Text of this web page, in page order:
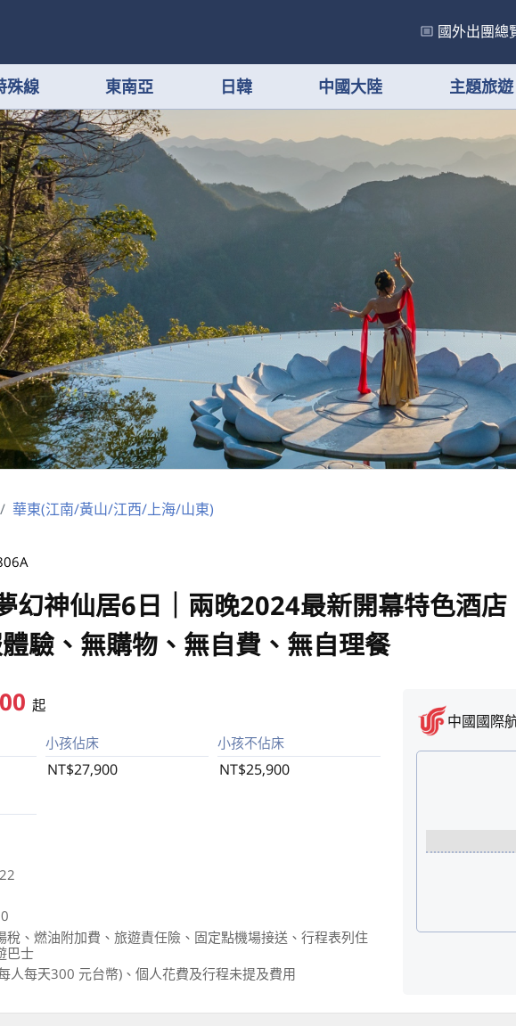
國外出團總
殊線 東南亞 日韓 中國大陸 主題旅遊
華東(江南/黃山/江西/上海/山東)
幻神仙居6日｜兩晚2024最新開幕特色酒
驗、無購物、無自費、無自理餐
起
小孩佔床
NT$27,900
小孩不佔床
NT$25,900
稅、燃油附加費、旅遊責任險、固定點機場接送、行程表列住
巴士
人每天300 元台幣)、個人花費及行程未提及費用
中國國際